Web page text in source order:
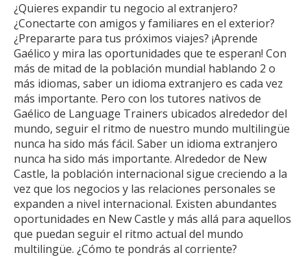
¿Quieres expandir tu negocio al extranjero?
¿Conectarte con amigos y familiares en el exterior?
¿Prepararte para tus próximos viajes? ¡Aprende
Gaélico y mira las oportunidades que te esperan! Con
más de mitad de la población mundial hablando 2 o
más idiomas, saber un idioma extranjero es cada vez
más importante. Pero con los tutores nativos de
Gaélico de Language Trainers ubicados alrededor del
mundo, seguir el ritmo de nuestro mundo multilingüe
nunca ha sido más fácil. Saber un idioma extranjero
nunca ha sido más importante. Alrededor de New
Castle, la población internacional sigue creciendo a la
vez que los negocios y las relaciones personales se
expanden a nivel internacional. Existen abundantes
oportunidades en New Castle y más allá para aquellos
que puedan seguir el ritmo actual del mundo
multilingüe. ¿Cómo te pondrás al corriente?